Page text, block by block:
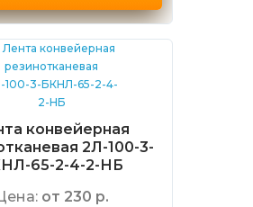
конвейерная
2Л-100-3-
65-2-4-2-НБ
от 230 р.